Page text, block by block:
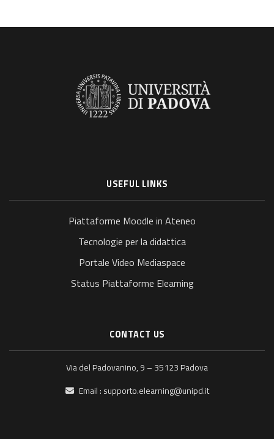
USEFUL LINKS
Piattaforme Moodle in Ateneo
Tecnologie per la didattica
Portale Video Mediaspace
Status Piattaforme Elearning
CONTACT US
Via del Padovanino, 9 – 35123 Padova
Email : supporto.elearning@unipd.it